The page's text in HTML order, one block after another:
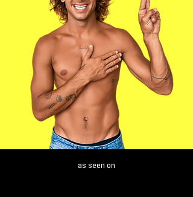
as seen on